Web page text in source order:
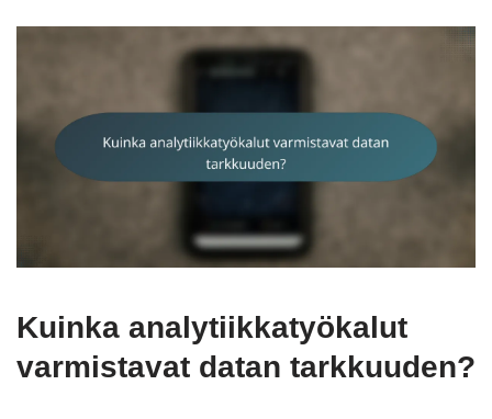
Kuinka analytiikkatyökalut
varmistavat datan tarkkuuden?